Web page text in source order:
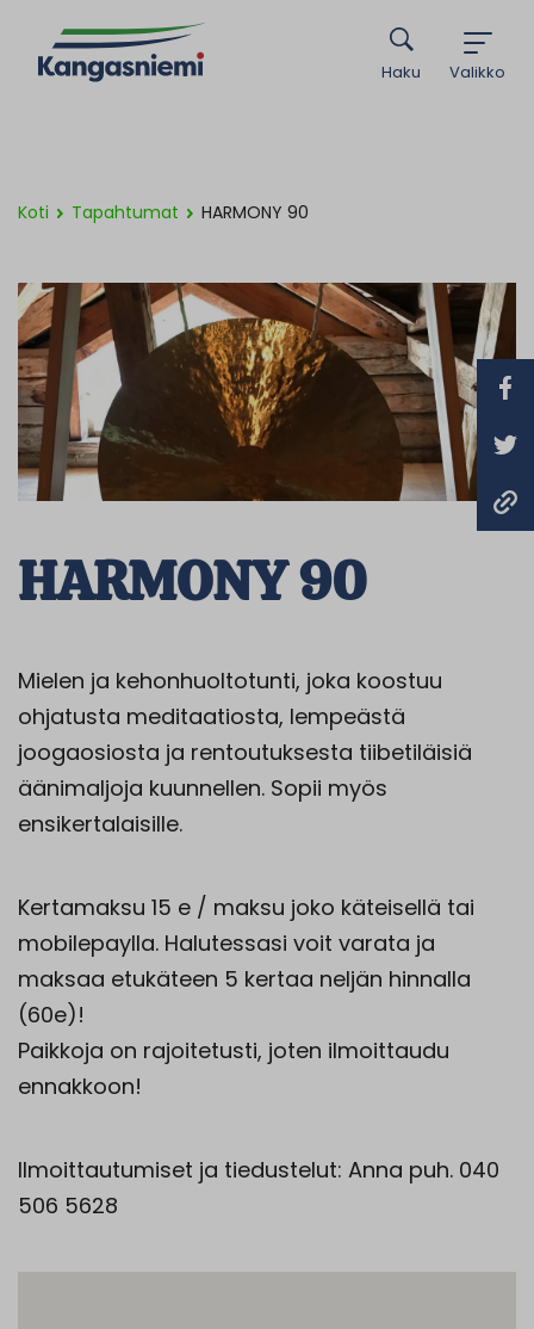
Valikko
Haku
Koti Tapahtumat HARMONY 90
HARMONY 90
Mielen ja kehonhuoltotunti, joka koostuu
ohjatusta meditaatiosta, lempeästä
joogaosiosta ja rentoutuksesta tiibetiläisiä
äänimaljoja kuunnellen. Sopii myös
ensikertalaisille.
Kertamaksu 15 e / maksu joko käteisellä tai
mobilepaylla. Halutessasi voit varata ja
maksaa etukäteen 5 kertaa neljän hinnalla
(60e)!
Paikkoja on rajoitetusti, joten ilmoittaudu
ennakkoon!
Ilmoittautumiset ja tiedustelut: Anna puh. 040
506 5628